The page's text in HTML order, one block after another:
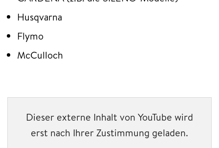
Husqvarna
Flymo
McCulloch
Dieser externe Inhalt von YouTube wird
erst nach Ihrer Zustimmung geladen.